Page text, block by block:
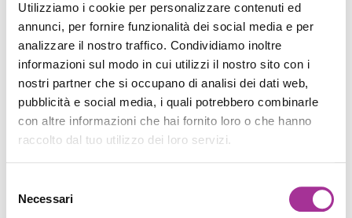
Utilizziamo i cookie per personalizzare contenuti ed
annunci, per fornire funzionalità dei social media e per
analizzare il nostro traffico. Condividiamo inoltre
informazioni sul modo in cui utilizzi il nostro sito con i
nostri partner che si occupano di analisi dei dati web,
pubblicità e social media, i quali potrebbero combinarle
con altre informazioni che hai fornito loro o che hanno
raccolto dal tuo utilizzo dei loro servizi.
delNecessari